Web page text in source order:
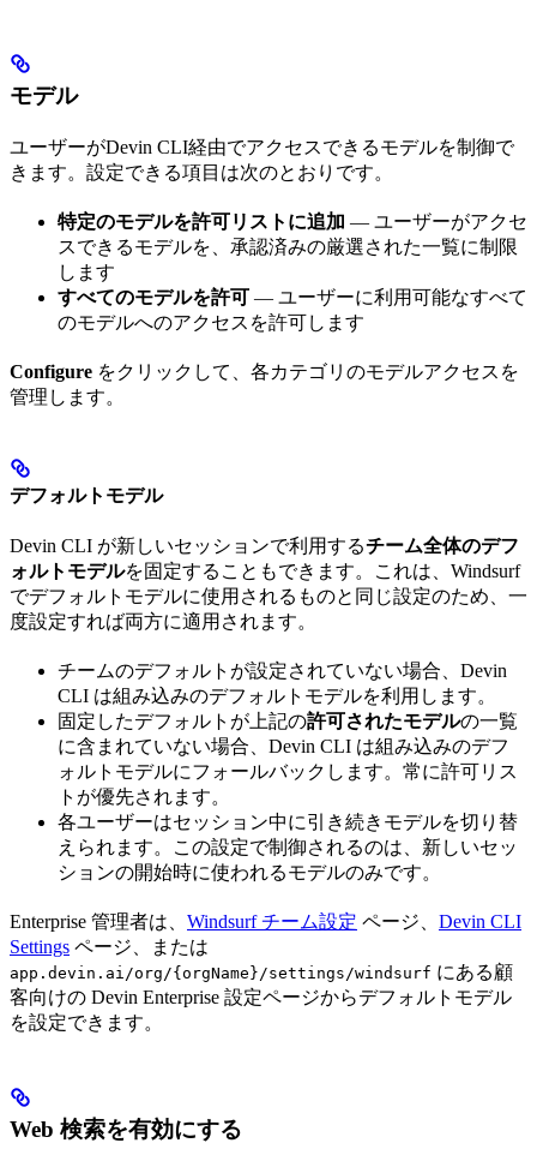
モデル
ユーザーがDevin CLI経由でアクセスできるモデルを制御で
きます。設定できる項目は次のとおりです。
特定のモデルを許可リストに追加 — ユーザーがアクセ
スできるモデルを、承認済みの厳選された一覧に制限
します
すべてのモデルを許可 — ユーザーに利用可能なすべて
のモデルへのアクセスを許可します
Configure をクリックして、各カテゴリのモデルアクセスを
管理します。
デフォルトモデル
Devin CLI が新しいセッションで利用するチーム全体のデフ
ォルトモデルを固定することもできます。これは、Windsurf
でデフォルトモデルに使用されるものと同じ設定のため、一
度設定すれば両方に適用されます。
チームのデフォルトが設定されていない場合、Devin
CLI は組み込みのデフォルトモデルを利用します。
固定したデフォルトが上記の許可されたモデルの一覧
に含まれていない場合、Devin CLI は組み込みのデフ
ォルトモデルにフォールバックします。常に許可リス
トが優先されます。
各ユーザーはセッション中に引き続きモデルを切り替
えられます。この設定で制御されるのは、新しいセッ
ションの開始時に使われるモデルのみです。
Enterprise 管理者は、 Windsurf チーム設定 ページ、 Devin CLI
Settings ページ、または
app.devin.ai/org/{orgName}/settings/windsurf にある顧
客向けの Devin Enterprise 設定ページからデフォルトモデル
を設定できます。
Web 検索を有効にする